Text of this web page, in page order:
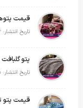
تاریخ انتشار: 6 آگوست 2026
تاریخ انتشار: 5 آگوست 2026